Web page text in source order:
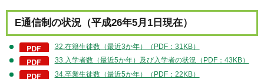
E通信制の状況（平成26年5月1日現在）
32.在籍生徒数（最近3か年）（PDF：31KB）
33.入学者数（最近5か年）及び入学者の状況（PDF：43KB）
34.卒業生徒数（最近5か年）（PDF：22KB）